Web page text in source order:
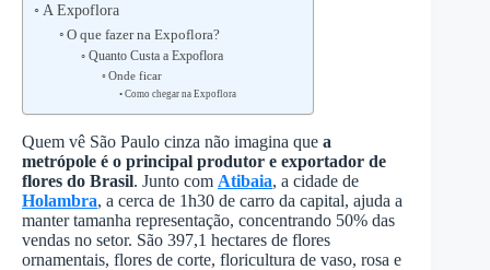
A Expoflora
O que fazer na Expoflora?
Quanto Custa a Expoflora
Onde ficar
Como chegar na Expoflora
Quem vê São Paulo cinza não imagina que a
metrópole é o principal produtor e exportador de
flores do Brasil. Junto com Atibaia, a cidade de
Holambra, a cerca de 1h30 de carro da capital, ajuda a
manter tamanha representação, concentrando 50% das
vendas no setor. São 397,1 hectares de flores
ornamentais, flores de corte, floricultura de vaso, rosa e